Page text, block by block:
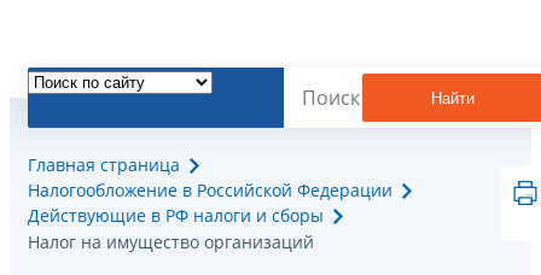
Найти
Главная страница
Налогообложение в Российской Федерации
Действующие в РФ налоги и сборы
Налог на имущество организаций